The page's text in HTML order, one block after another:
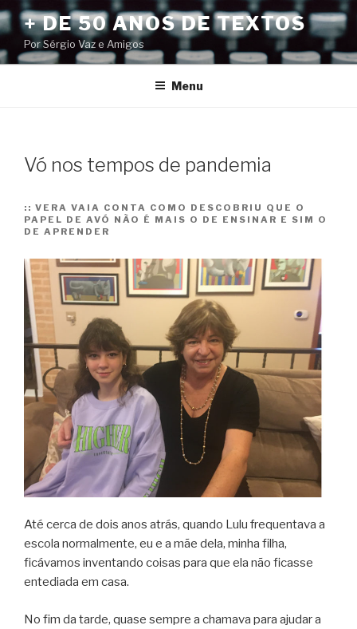
Pular
para
o
conteúdo
+ DE 50 ANOS DE TEXTOS
Por Sérgio Vaz e Amigos
Menu
Vó nos tempos de pandemia
:: VERA VAIA CONTA COMO DESCOBRIU QUE O
PAPEL DE AVÓ NÃO É MAIS O DE ENSINAR E SIM O
DE APRENDER
Até cerca de dois anos atrás, quando Lulu frequentava a
escola normalmente, eu e a mãe dela, minha filha,
ficávamos inventando coisas para que ela não ficasse
entediada em casa.
No fim da tarde, quase sempre a chamava para ajudar a